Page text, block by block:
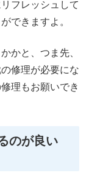
フレッシュして
できますよ。
かと、つま先、
修理が必要にな
理もお願いでき
のが良い